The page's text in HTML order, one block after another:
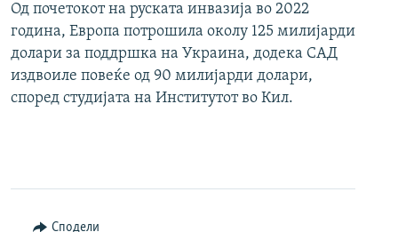
Од почетокот на руската инвазија во 2022
година, Европа потрошила околу 125 милијарди
долари за поддршка на Украина, додека САД
издвоиле повеќе од 90 милијарди долари,
според студијата на Институтот во Кил.
Сподели